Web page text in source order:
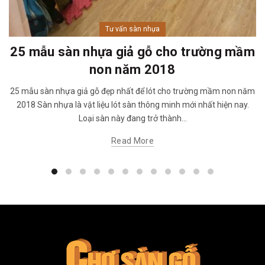
Tư vấn sàn nhựa
25 mẫu sàn nhựa giả gỗ cho trường mầm
non năm 2018
25 mẫu sàn nhựa giả gỗ đẹp nhất để lót cho trường mầm non năm
2018 Sàn nhựa là vật liệu lót sàn thông minh mới nhất hiện nay.
Loại sàn này đang trở thành...
Read More